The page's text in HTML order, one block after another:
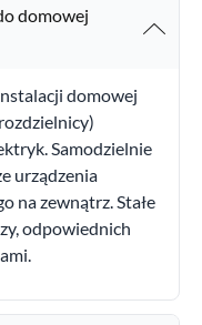
domowej
domowej
Samodzielnie
urządzenia
na zewnątrz. Stałe
odpowiednich